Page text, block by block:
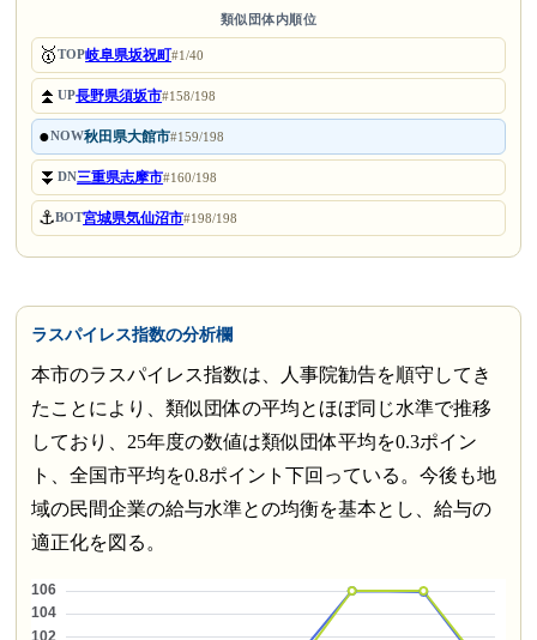
類似団体内順位
🥇TOP岐阜県坂祝町#1/40
⏫UP長野県須坂市#158/198
●NOW秋田県大館市#159/198
⏬DN三重県志摩市#160/198
⚓BOT宮城県気仙沼市#198/198
ラスパイレス指数の分析欄
本市のラスパイレス指数は、人事院勧告を順守してき
たことにより、類似団体の平均とほぼ同じ水準で推移
しており、25年度の数値は類似団体平均を0.3ポイン
ト、全国市平均を0.8ポイント下回っている。今後も地
域の民間企業の給与水準との均衡を基本とし、給与の
適正化を図る。